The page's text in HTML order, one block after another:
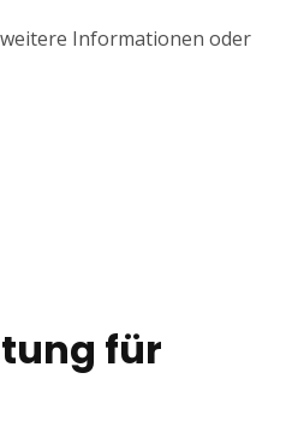
Informationen oder
für